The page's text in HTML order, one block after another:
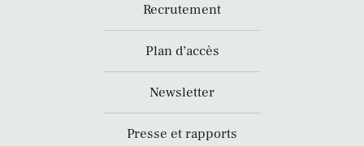
Recrutement
Plan d’accès
Newsletter
Presse et rapports